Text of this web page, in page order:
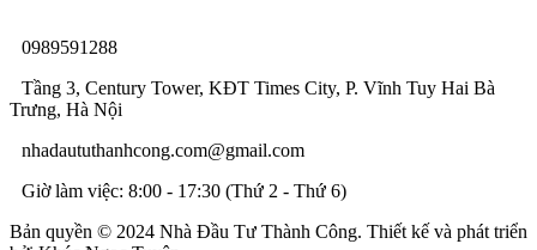
0989591288
Tầng 3, Century Tower, KĐT Times City, P. Vĩnh Tuy Hai Bà
Trưng, Hà Nội
nhadaututhanhcong.com@gmail.com
Giờ làm việc: 8:00 - 17:30 (Thứ 2 - Thứ 6)
Bản quyền © 2024 Nhà Đầu Tư Thành Công. Thiết kế và phát triển